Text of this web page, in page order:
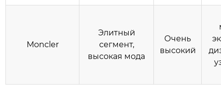
Moncler
Элитный
сегмент,
высокая мода
Очень
высокий